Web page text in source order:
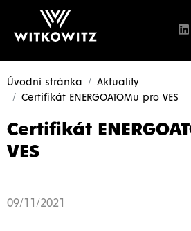
Úvodní stránka
Aktuality
Certifikát ENERGOATOMu pro VES
Certifikát
VES
09/11/2021